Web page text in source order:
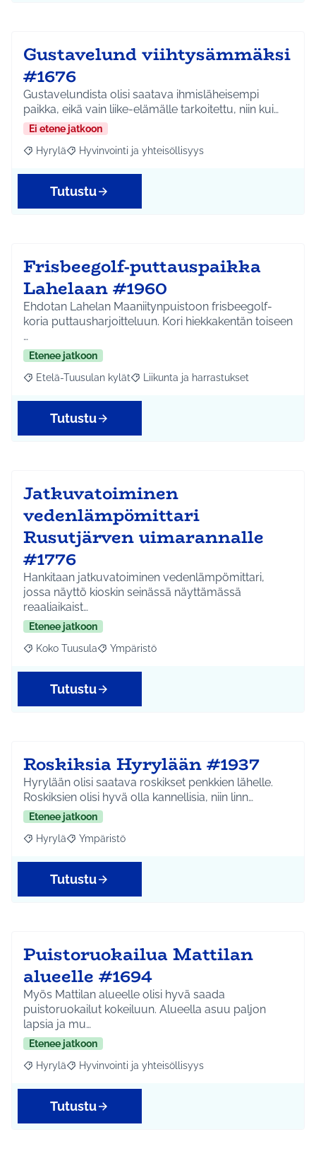
Gustavelund viihtysämmäksi
#1676
Gustavelundista olisi saatava ihmisläheisempi
paikka, eikä vain liike-elämälle tarkoitettu, niin kui…
Ei etene jatkoon
Rajaa tulokset aihepiirin mukaan: Hyrylä
Hyrylä Rajaa tulokset teeman mukaan: Hyvinvointi ja
Hyvinvointi ja yhteisöllisyys
Tutustu
Frisbeegolf-puttauspaikka
Lahelaan #1960
Ehdotan Lahelan Maaniitynpuistoon frisbeegolf-
koria puttausharjoitteluun. Kori hiekkakentän toiseen
…
Etenee jatkoon
Rajaa tulokset aihepiirin mukaan: Etelä-Tuusulan kylät
Etelä-Tuusulan kylät Rajaa tulokset teeman mukaan:
Liikunta ja harrastukset
Tutustu
Jatkuvatoiminen
vedenlämpömittari
Rusutjärven uimarannalle
#1776
Hankitaan jatkuvatoiminen vedenlämpömittari,
jossa näyttö kioskin seinässä näyttämässä
reaaliaikaist…
Etenee jatkoon
Rajaa tulokset aihepiirin mukaan: Koko Tuusula
Koko Tuusula Rajaa tulokset teeman mukaan: Ympäristö
Ympäristö
Tutustu
Roskiksia Hyrylään #1937
Hyrylään olisi saatava roskikset penkkien lähelle.
Roskiksien olisi hyvä olla kannellisia, niin linn…
Etenee jatkoon
Rajaa tulokset aihepiirin mukaan: Hyrylä
Hyrylä Rajaa tulokset teeman mukaan: Ympäristö
Ympäristö
Tutustu
Puistoruokailua Mattilan
alueelle #1694
Myös Mattilan alueelle olisi hyvä saada
puistoruokailut kokeiluun. Alueella asuu paljon
lapsia ja mu…
Etenee jatkoon
Rajaa tulokset aihepiirin mukaan: Hyrylä
Hyrylä Rajaa tulokset teeman mukaan: Hyvinvointi ja
Hyvinvointi ja yhteisöllisyys
Tutustu